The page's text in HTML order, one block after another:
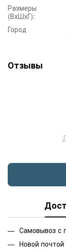
Размеры
(ВхШхГ):
Город
Отзывы
Самовывоз с
Новой почтой